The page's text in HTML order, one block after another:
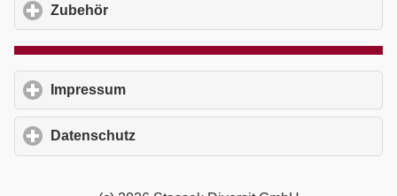
Zubehör
Impressum
Datenschutz